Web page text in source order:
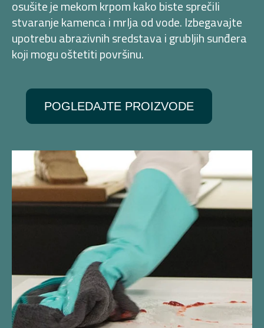
osušite je mekom krpom kako biste sprečili
stvaranje kamenca i mrlja od vode. Izbegavajte
upotrebu abrazivnih sredstava i grubljih sunđera
koji mogu oštetiti površinu.​
POGLEDAJTE PROIZVODE